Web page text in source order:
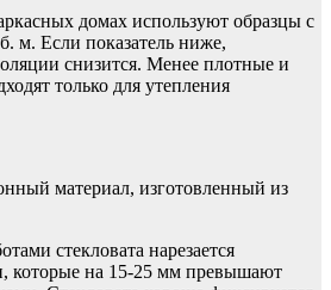
домах используют образцы с
м. Если показатель ниже,
снизится. Менее плотные и
только для утепления
материал, изготовленный из
стекловата нарезается
которые на 15-25 мм превышают